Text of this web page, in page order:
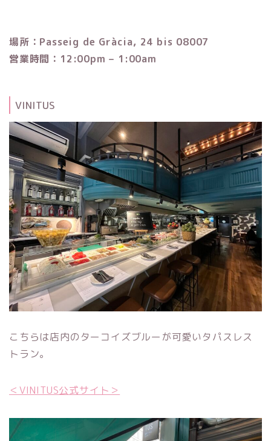
場所：Passeig de Gràcia, 24 bis 08007
営業時間：12:00pm – 1:00am
VINITUS
こちらは店内のターコイズブルーが可愛いタパスレス
トラン。
＜VINITUS公式サイト＞